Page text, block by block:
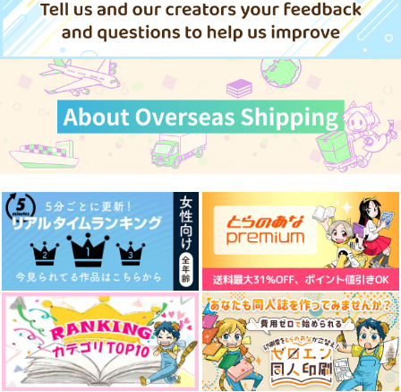
すいとあまい
レモネードの水槽
800円（税込）
爆豪勝己×切島鋭児郎
サンプル
作品詳細
眩い光 燃える赤
ちゅん丸
1,100円（税込）
爆豪勝己×切島鋭児郎
サンプル
作品詳細
いつかどこかでもしも
のお話
Old Night
（税込）
サンプル
作品詳細
僕のヒーローアカデミア
切島鋭児郎×爆豪勝己
サンプル
カート
切島鋭児郎×爆豪勝己
サンプル